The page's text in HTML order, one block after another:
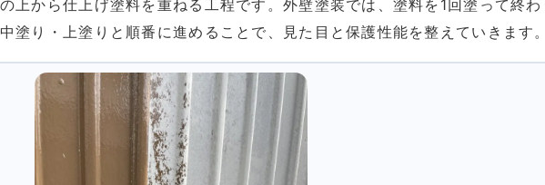
上から仕上げ塗料を重ねる工程です。外壁塗装では、塗料を1回塗って終わ
塗り・上塗りと順番に進めることで、見た目と保護性能を整えていきます。